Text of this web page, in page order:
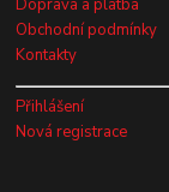
Doprava a platba
Obchodní podmínky
Kontakty
Přihlášení
Nová registrace